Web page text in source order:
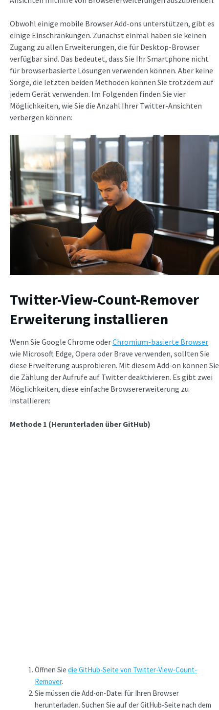
Obwohl einige mobile Browser Add-ons unterstützen, gibt es
einige Einschränkungen. Zunächst einmal haben sie keinen
Zugang zu allen Erweiterungen, die für Desktop-Browser
verfügbar sind. Das bedeutet, dass Sie Ihr Smartphone nicht
für browserbasierte Lösungen verwenden können. Aber keine
Sorge, die letzten beiden Methoden können Sie trotzdem auf
jedem Gerät verwenden. Im Folgenden finden Sie vier
Möglichkeiten, wie Sie die Anzahl Ihrer Twitter-Ansichten
verbergen können:
Twitter-View-Count-Remover
Erweiterung installieren
Wenn Sie Google Chrome oderChromium-basierte Browser
wie Microsoft Edge, Opera oder Brave verwenden, sollten Sie
diese Erweiterung ausprobieren. Mit diesem Add-on können Sie
die Zählung der Aufrufe auf Twitter deaktivieren. Es gibt zwei
Möglichkeiten, diese einfache Browsererweiterung zu
installieren:
Methode 1 (Herunterladen über GitHub)
Öffnen Sie die GitHub-Seite von Twitter-View-Count-
Remover.
Sie müssen die Add-on-Datei für Ihren Browser
herunterladen. Suchen Sie auf der GitHub-Seite nach dem